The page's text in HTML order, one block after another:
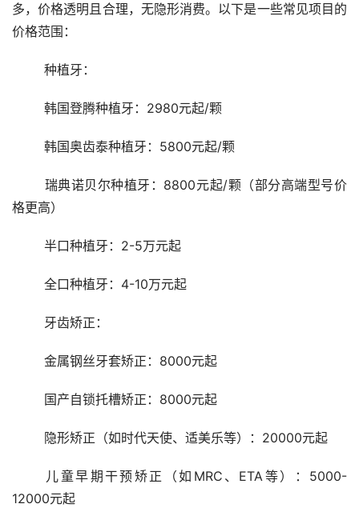
多，价格透明且合理，无隐形消费。以下是一些常见项目的
价格范围：
	种植牙：
	韩国登腾种植牙：2980元起/颗
	韩国奥齿泰种植牙：5800元起/颗
格更高）
	半口种植牙：2-5万元起
	全口种植牙：4-10万元起
	牙齿矫正：
	金属钢丝牙套矫正：8000元起
	国产自锁托槽矫正：8000元起
	隐形矫正（如时代天使、适美乐等）：20000元起
12000元起